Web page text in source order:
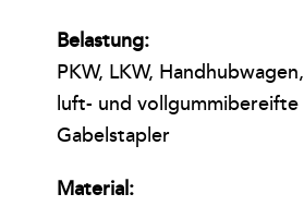
Belastung:
PKW, LKW, Handhubwagen,
luft- und vollgummibereifte
Gabelstapler
Material: